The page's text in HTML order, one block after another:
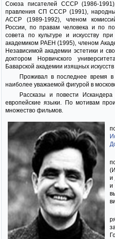
Союза писателей СССР (1986-
правления СП СССР (1991),
АССР (1989-1992), членом
России, по правам человека и по
совета по культуре и искусству
академиком РАЕН (1995), членом
Независимой академии эстетики и
доктором Норвичского
Баварской академии изящных
Проживал в последнее время
наиболее уважаемой фигурой в
Рассказы и повести
европейские языки. По мотивам
множество фильмов.
и
и